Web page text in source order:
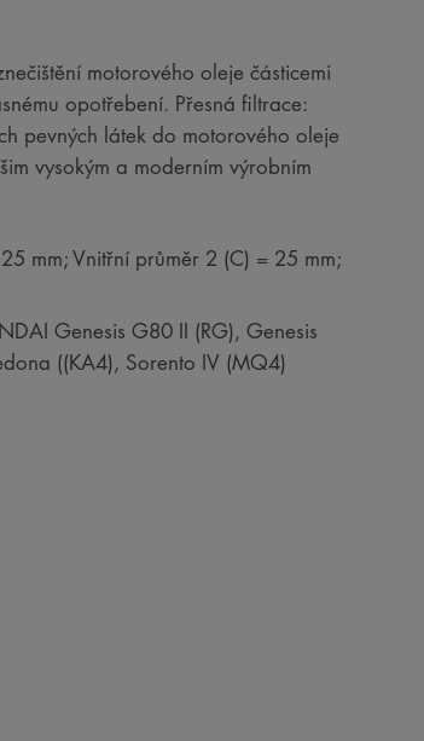
motorového oleje částicemi
opotřebení. Přesná filtrace:
pevných látek do motorového oleje
vysokým a moderním výrobním
mm; Vnitřní průměr 2 (C) = 25 mm;
Genesis G80 II (RG), Genesis
((KA4), Sorento IV (MQ4)